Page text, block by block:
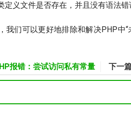
定义文件是否存在，并且没有语法错
我们可以更好地排除和解决PHP中
报错：尝试访问私有常量 下一